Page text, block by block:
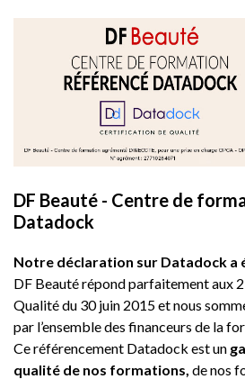
DF Beauté - Centre de
Datadock
Notre déclaration sur Datadock a
DF Beauté répond parfaitement aux
Qualité du 30 juin 2015 et nous
par l’ensemble des financeurs de la
Ce référencement Datadock est un
qualité de nos formations, de nos